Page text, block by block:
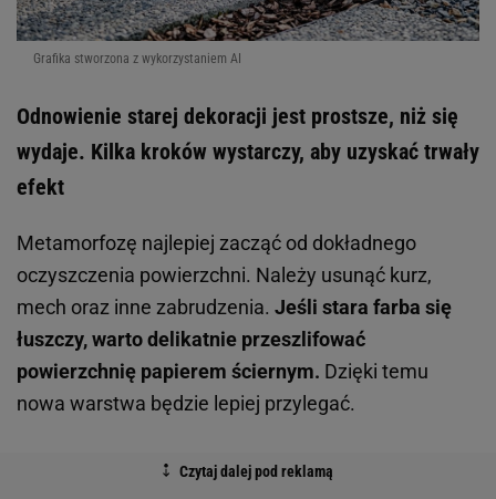
Grafika stworzona z wykorzystaniem AI
Odnowienie starej dekoracji jest prostsze, niż się
wydaje. Kilka kroków wystarczy, aby uzyskać trwały
efekt
Metamorfozę najlepiej zacząć od dokładnego
oczyszczenia powierzchni. Należy usunąć kurz,
mech oraz inne zabrudzenia. Jeśli stara farba się
łuszczy, warto delikatnie przeszlifować
powierzchnię papierem ściernym. Dzięki temu
nowa warstwa będzie lepiej przylegać.